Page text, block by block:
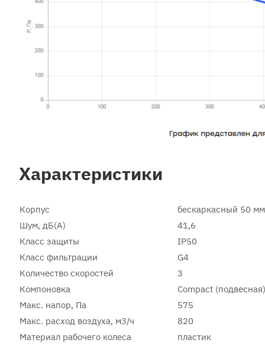
Характеристики
Корпус
бескаркасный 50 мм
Шум, дБ(А)
41,6
Класс защиты
IP50
Класс фильтрации
G4
Количество скоростей
3
Компоновка
Compact (подвесная)
Макс. напор, Па
575
Макс. расход воздуха, м3/ч
820
Материал рабочего колеса
пластик